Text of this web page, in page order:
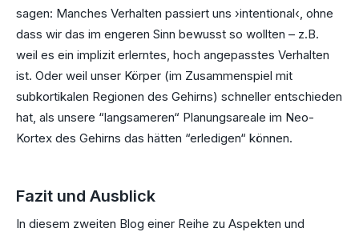
sagen: Manches Verhalten passiert uns ›intentional‹, ohne
dass wir das im engeren Sinn bewusst so wollten – z.B.
weil es ein implizit erlerntes, hoch angepasstes Verhalten
ist. Oder weil unser Körper (im Zusammenspiel mit
subkortikalen Regionen des Gehirns) schneller entschieden
hat, als unsere “langsameren“ Planungsareale im Neo-
Kortex des Gehirns das hätten “erledigen“ können.
Fazit und Ausblick
In diesem zweiten Blog einer Reihe zu Aspekten und